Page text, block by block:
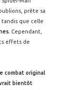
prête sa
tandis que celle
Cependant,
effets de
combat original
bientôt